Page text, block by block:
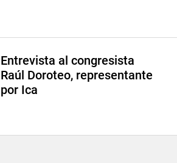
Entrevista al congresista
Raúl Doroteo, representante
por Ica